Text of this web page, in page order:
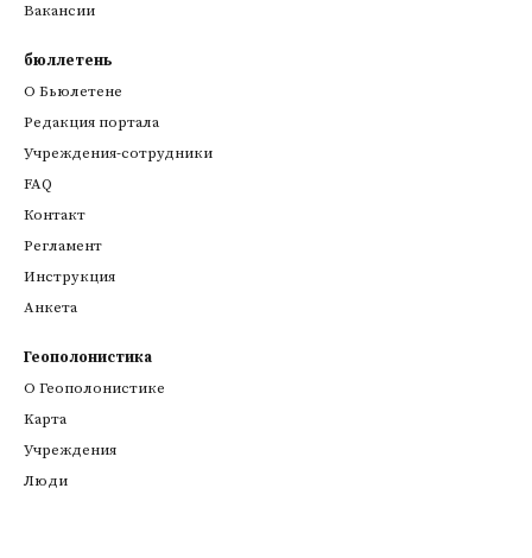
Вакансии
бюллетень
О Бьюлетене
Редакция портала
Учреждения-сотрудники
FAQ
Контакт
Регламент
Инструкция
Анкета
Геополонистика
О Геополонистике
Kарта
Учреждения
Люди